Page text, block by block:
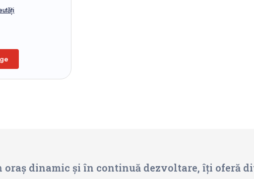
oraș dinamic și în continuă dezvoltare, îți oferă